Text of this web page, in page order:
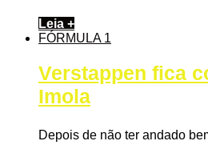
Leia +
FÓRMULA 1
Verstappen fica
Imola
Depois de não ter andado